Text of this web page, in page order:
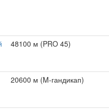
48100 м (PRO 45)
20600 м (M-гандикап)